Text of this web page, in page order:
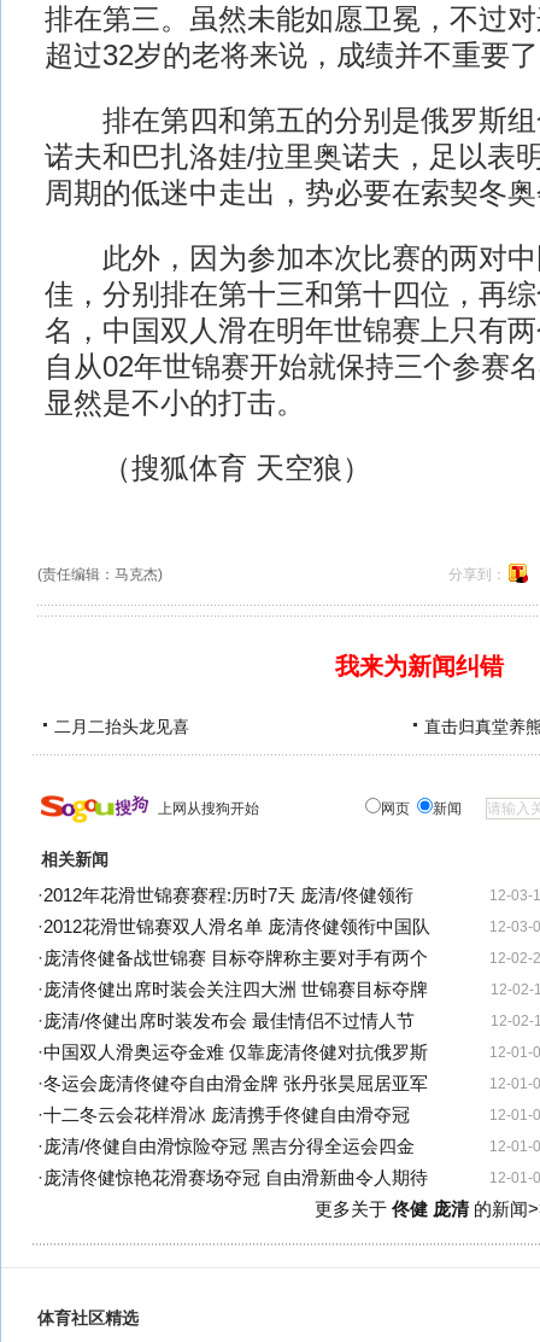
排在第三。虽然未能如愿卫冕，不过
超过32岁的老将来说，成绩并不重要
排在第四和第五的分别是俄罗斯组
诺夫和巴扎洛娃/拉里奥诺夫，足以表
周期的低迷中走出，势必要在索契冬
此外，因为参加本次比赛的两对中
佳，分别排在第十三和第十四位，再
名，中国双人滑在明年世锦赛上只有
自从02年世锦赛开始就保持三个参赛
显然是不小的打击。
（搜狐体育 天空狼）
(责任编辑：马克杰) 分享到：
我来为新闻纠错
二月二抬头龙见喜 直击归真堂养
上网从搜狗开始 网页 新闻
相关新闻
12-03-
·2012年花滑世锦赛赛程:历时7天 庞清/佟健领衔
12-03-
·2012花滑世锦赛双人滑名单 庞清佟健领衔中国队
12-02-
·庞清佟健备战世锦赛 目标夺牌称主要对手有两个
12-02-
·庞清佟健出席时装会关注四大洲 世锦赛目标夺牌
12-02-
·庞清/佟健出席时装发布会 最佳情侣不过情人节
12-01-
·中国双人滑奥运夺金难 仅靠庞清佟健对抗俄罗斯
12-01-
·冬运会庞清佟健夺自由滑金牌 张丹张昊屈居亚军
12-01-
·十二冬云会花样滑冰 庞清携手佟健自由滑夺冠
12-01-
·庞清/佟健自由滑惊险夺冠 黑吉分得全运会四金
12-01-
·庞清佟健惊艳花滑赛场夺冠 自由滑新曲令人期待
更多关于 佟健 庞清的新闻
体育社区精选